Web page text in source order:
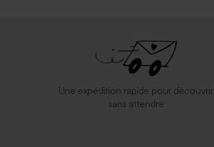
Une expédition rapide pour découvrir
sans attendre